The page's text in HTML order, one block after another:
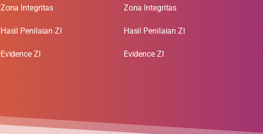
Zona Integritas
Hasil Penilaian ZI
Evidence ZI
Zona Integritas
Hasil Penilaian ZI
Evidence ZI